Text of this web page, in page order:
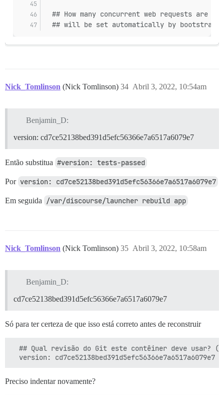
## How many concurrent web requests are
## will be set automatically by bootstrap
Nick_Tomlinson (Nick Tomlinson) Abril 3, 2022, 10:54am
34
Benjamin_D:
version: cd7ce52138bed391d5efc56366e7a6517a6079e7
Então substitua #version: tests-passed
Por version: cd7ce52138bed391d5efc56366e7a6517a6079e7
Em seguida /var/discourse/launcher rebuild app
Nick_Tomlinson (Nick Tomlinson) Abril 3, 2022, 10:58am
35
Benjamin_D:
cd7ce52138bed391d5efc56366e7a6517a6079e7
Só para ter certeza de que isso está correto antes de reconstruir
## Qual revisão do Git este contêiner deve usar?
Preciso indentar novamente?